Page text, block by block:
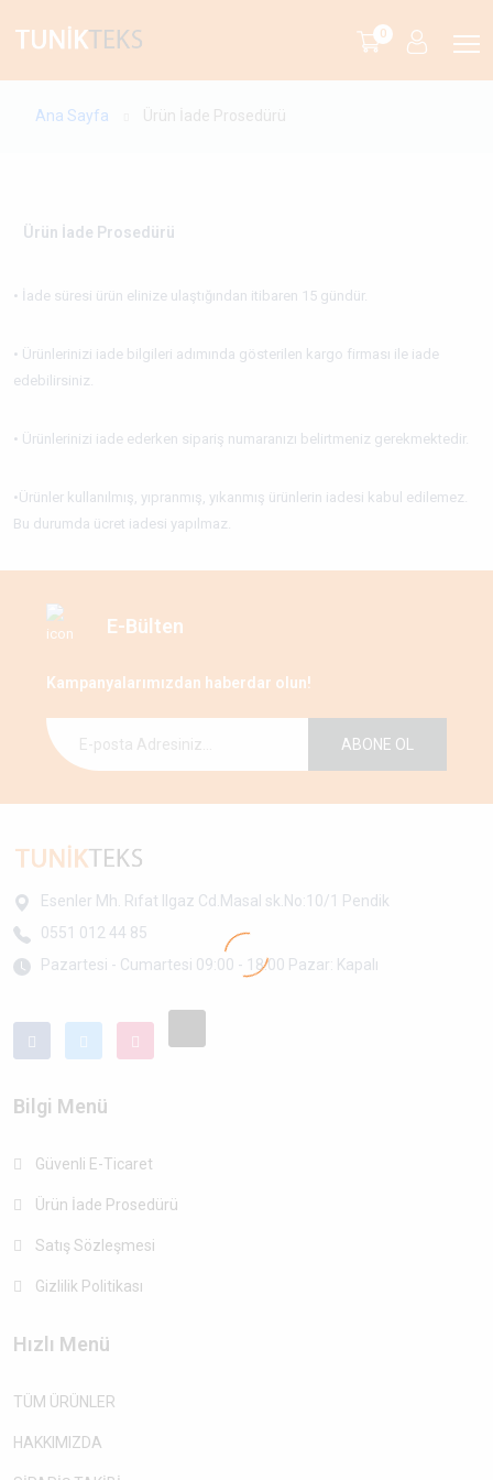
0
Ana Sayfa Ürün İade Prosedürü
Ürün İade Prosedürü
• İade süresi ürün elinize ulaştığından itibaren 15 gündür.
• Ürünlerinizi iade bilgileri adımında gösterilen kargo firması ile iade
edebilirsiniz.
• Ürünlerinizi iade ederken sipariş numaranızı belirtmeniz gerekmektedir.
•Ürünler kullanılmış, yıpranmış, yıkanmış ürünlerin iadesi kabul edilemez.
Bu durumda ücret iadesi yapılmaz.
E-Bülten
Kampanyalarımızdan haberdar olun!
ABONE OL
Esenler Mh. Rıfat Ilgaz Cd.Masal sk.No:10/1 Pendik
0551 012 44 85
Pazartesi - Cumartesi 09:00 - 18:00 Pazar: Kapalı
Bilgi Menü
Güvenli E-Ticaret
Ürün İade Prosedürü
Satış Sözleşmesi
Gizlilik Politikası
Hızlı Menü
TÜM ÜRÜNLER
HAKKIMIZDA